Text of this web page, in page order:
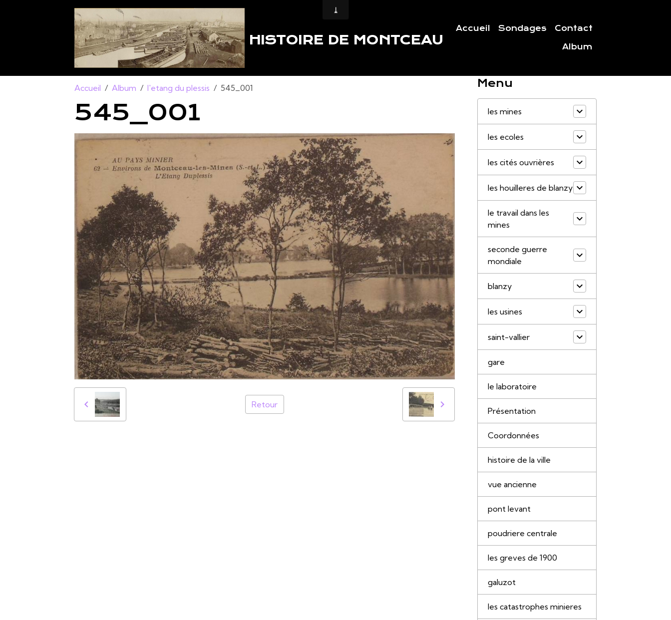
HISTOIRE DE MONTCEAU
Accueil Sondages Contact
Album
Accueil Album l'etang du plessis 545_001
545_001
Retour
Menu
les mines
les ecoles
les cités ouvrières
les houilleres de blanzy
le travail dans les
mines
seconde guerre
mondiale
blanzy
les usines
saint-vallier
gare
le laboratoire
Présentation
Coordonnées
histoire de la ville
vue ancienne
pont levant
poudriere centrale
les greves de 1900
galuzot
les catastrophes minieres